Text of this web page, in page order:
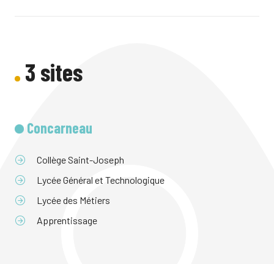
3 sites
Concarneau
Collège Saint-Joseph
Lycée Général et Technologique
Lycée des Métiers
Apprentissage